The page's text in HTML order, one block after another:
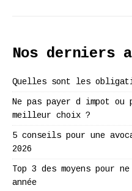
Nos derniers
Quelles sont les
Ne pas payer d impot
meilleur choix ?
5 conseils pour une
2026
Top 3 des moyens pour
année